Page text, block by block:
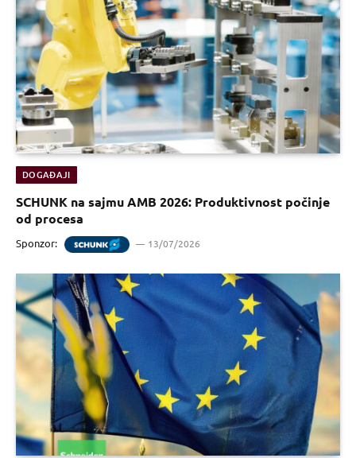
DOGAĐAJI
SCHUNK na sajmu AMB 2026: Produktivnost počinje
od procesa
Sponzor: 13/07/2026